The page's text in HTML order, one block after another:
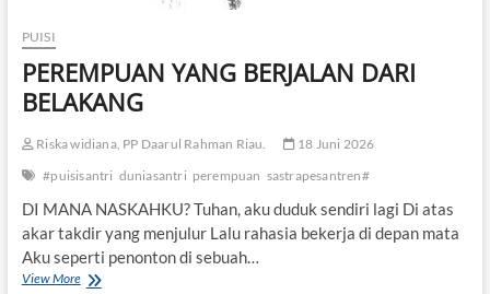
E
N
PUISI
PEREMPUAN YANG BERJALAN DARI
BELAKANG
Riska widiana, PP Daarul Rahman Riau.
18 Juni 2026
#puisisantri duniasantri perempuan sastrapesantren#
DI MANA NASKAHKU? Tuhan, aku duduk sendiri lagi Di atas
akar takdir yang menjulur Lalu rahasia bekerja di depan mata
Aku seperti penonton di sebuah…
View MoreP